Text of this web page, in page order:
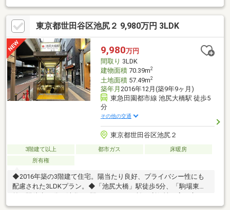
以上・2階にスタディスペース有・シャッター付車庫有(車種によ
る)▼2011年2月内外装リフォーム履歴【交換】キッチン、浴室、
トイレ、建具【張替】フローリング、天井・壁クロス、CF【その
他】バルコニー塗装塗り替え、防蟻剤散布 他※地下1階35.52平米
は車庫部分です■ ご希望の住まい探しをお手伝いします
━━━━━・・・物件の詳細・ご相談はお気軽にお問い合わせく
ださい。
東京都世田谷区池尻２ 9,980万円 3LDK
9,980万円
間取り 3LDK
建物面積70.39m2
土地面積57.49m2
築年月 2016年12月(築9年9ヶ月)
東急田園都市線 池尻大橋駅 徒歩5
分
その他の交通
東京都世田谷区池尻２
3階建て以上 都市ガス
床暖房
所有権
◆2016年築の3階建て住宅。陽当たり良好、プライバシー性にも
配慮された3LDKプラン。◆「池尻大橋」駅徒歩5分、「駒場東大
地。◆世田谷公園徒歩5分、小・中学校やスーパーも徒歩圏。子